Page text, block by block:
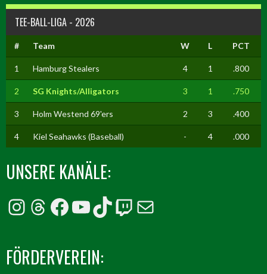
TEE-BALL-LIGA - 2026
# Team W L PCT
1 Hamburg Stealers 4 1 .800
2 SG Knights/Alligators 3 1 .750
3 Holm Westend 69'ers 2 3 .400
4 Kiel Seahawks (Baseball) - 4 .000
UNSERE KANÄLE:
Instagram
Threads
Facebook
YouTube
TikTok
Twitch
E-Mail
FÖRDERVEREIN: